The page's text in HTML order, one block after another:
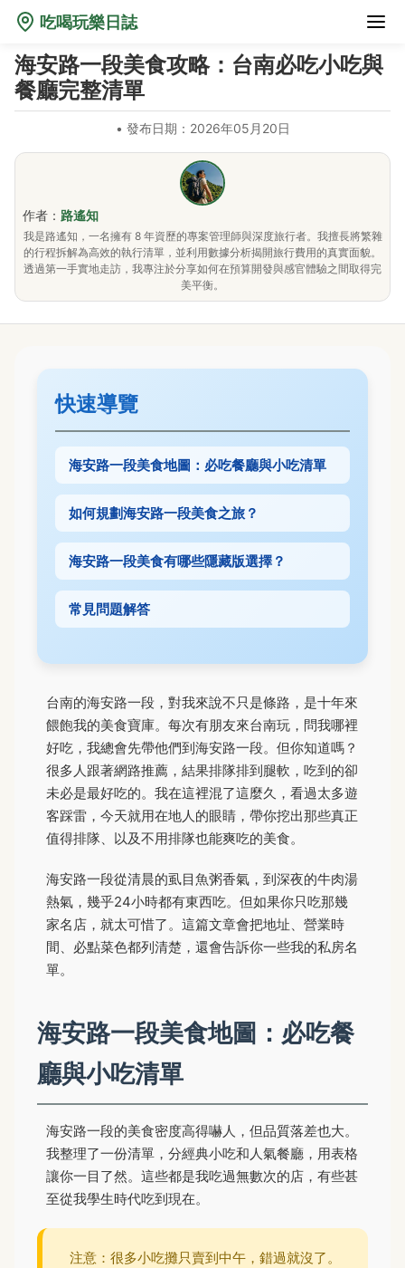
吃喝玩樂日誌
海安路一段美食攻略：台南必吃小吃與
餐廳完整清單
• 發布日期：2026年05月20日
作者： 路遙知
我是路遙知，一名擁有 8 年資歷的專案管理師與深度旅行者。我擅長將繁雜
的行程拆解為高效的執行清單，並利用數據分析揭開旅行費用的真實面貌。
透過第一手實地走訪，我專注於分享如何在預算開發與感官體驗之間取得完
美平衡。
快速導覽
海安路一段美食地圖：必吃餐廳與小吃清單
如何規劃海安路一段美食之旅？
海安路一段美食有哪些隱藏版選擇？
常見問題解答
台南的海安路一段，對我來說不只是條路，是十年來
餵飽我的美食寶庫。每次有朋友來台南玩，問我哪裡
好吃，我總會先帶他們到海安路一段。但你知道嗎？
很多人跟著網路推薦，結果排隊排到腿軟，吃到的卻
未必是最好吃的。我在這裡混了這麼久，看過太多遊
客踩雷，今天就用在地人的眼睛，帶你挖出那些真正
值得排隊、以及不用排隊也能爽吃的美食。
海安路一段從清晨的虱目魚粥香氣，到深夜的牛肉湯
熱氣，幾乎24小時都有東西吃。但如果你只吃那幾
家名店，就太可惜了。這篇文章會把地址、營業時
間、必點菜色都列清楚，還會告訴你一些我的私房名
單。
海安路一段美食地圖：必吃餐
廳與小吃清單
海安路一段的美食密度高得嚇人，但品質落差也大。
我整理了一份清單，分經典小吃和人氣餐廳，用表格
讓你一目了然。這些都是我吃過無數次的店，有些甚
至從我學生時代吃到現在。
注意：很多小吃攤只賣到中午，錯過就沒了。